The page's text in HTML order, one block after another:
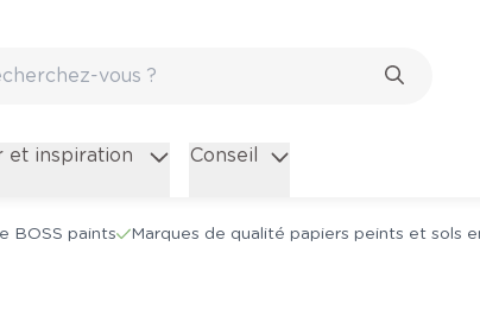
et inspiration Conseil
BOSS paints Marques de qualité papiers peints et sols